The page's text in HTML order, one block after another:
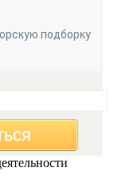
подборку